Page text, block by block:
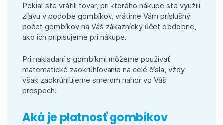
Pokiaľ ste vrátili tovar, pri ktorého nákupe ste využili
zľavu v podobe gombíkov, vrátime Vám príslušný
počet gombíkov na Váš zákaznícky účet obdobne,
ako ich pripisujeme pri nákupe.
Pri nakladaní s gombíkmi môžeme používať
matematické zaokrúhľovanie na celé čísla, vždy
však zaokrúhľujeme smerom nahor vo Váš
prospech.
Aká je platnosť gombíkov